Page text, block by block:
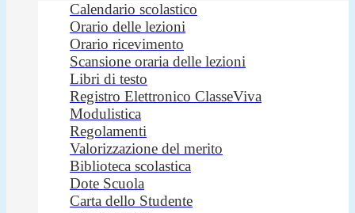
Calendario scolastico
Orario delle lezioni
Orario ricevimento
Scansione oraria delle lezioni
Libri di testo
Registro Elettronico ClasseViva
Modulistica
Regolamenti
Valorizzazione del merito
Biblioteca scolastica
Dote Scuola
Carta dello Studente